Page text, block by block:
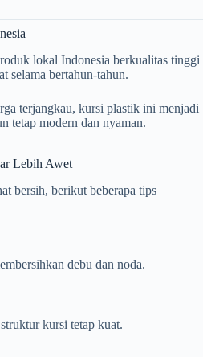
lokal Indonesia berkualitas tinggi
selama bertahun-tahun.
terjangkau, kursi plastik ini menjadi
tetap modern dan nyaman.
Lebih Awet
bersih, berikut beberapa tips
debu dan noda.
kursi tetap kuat.